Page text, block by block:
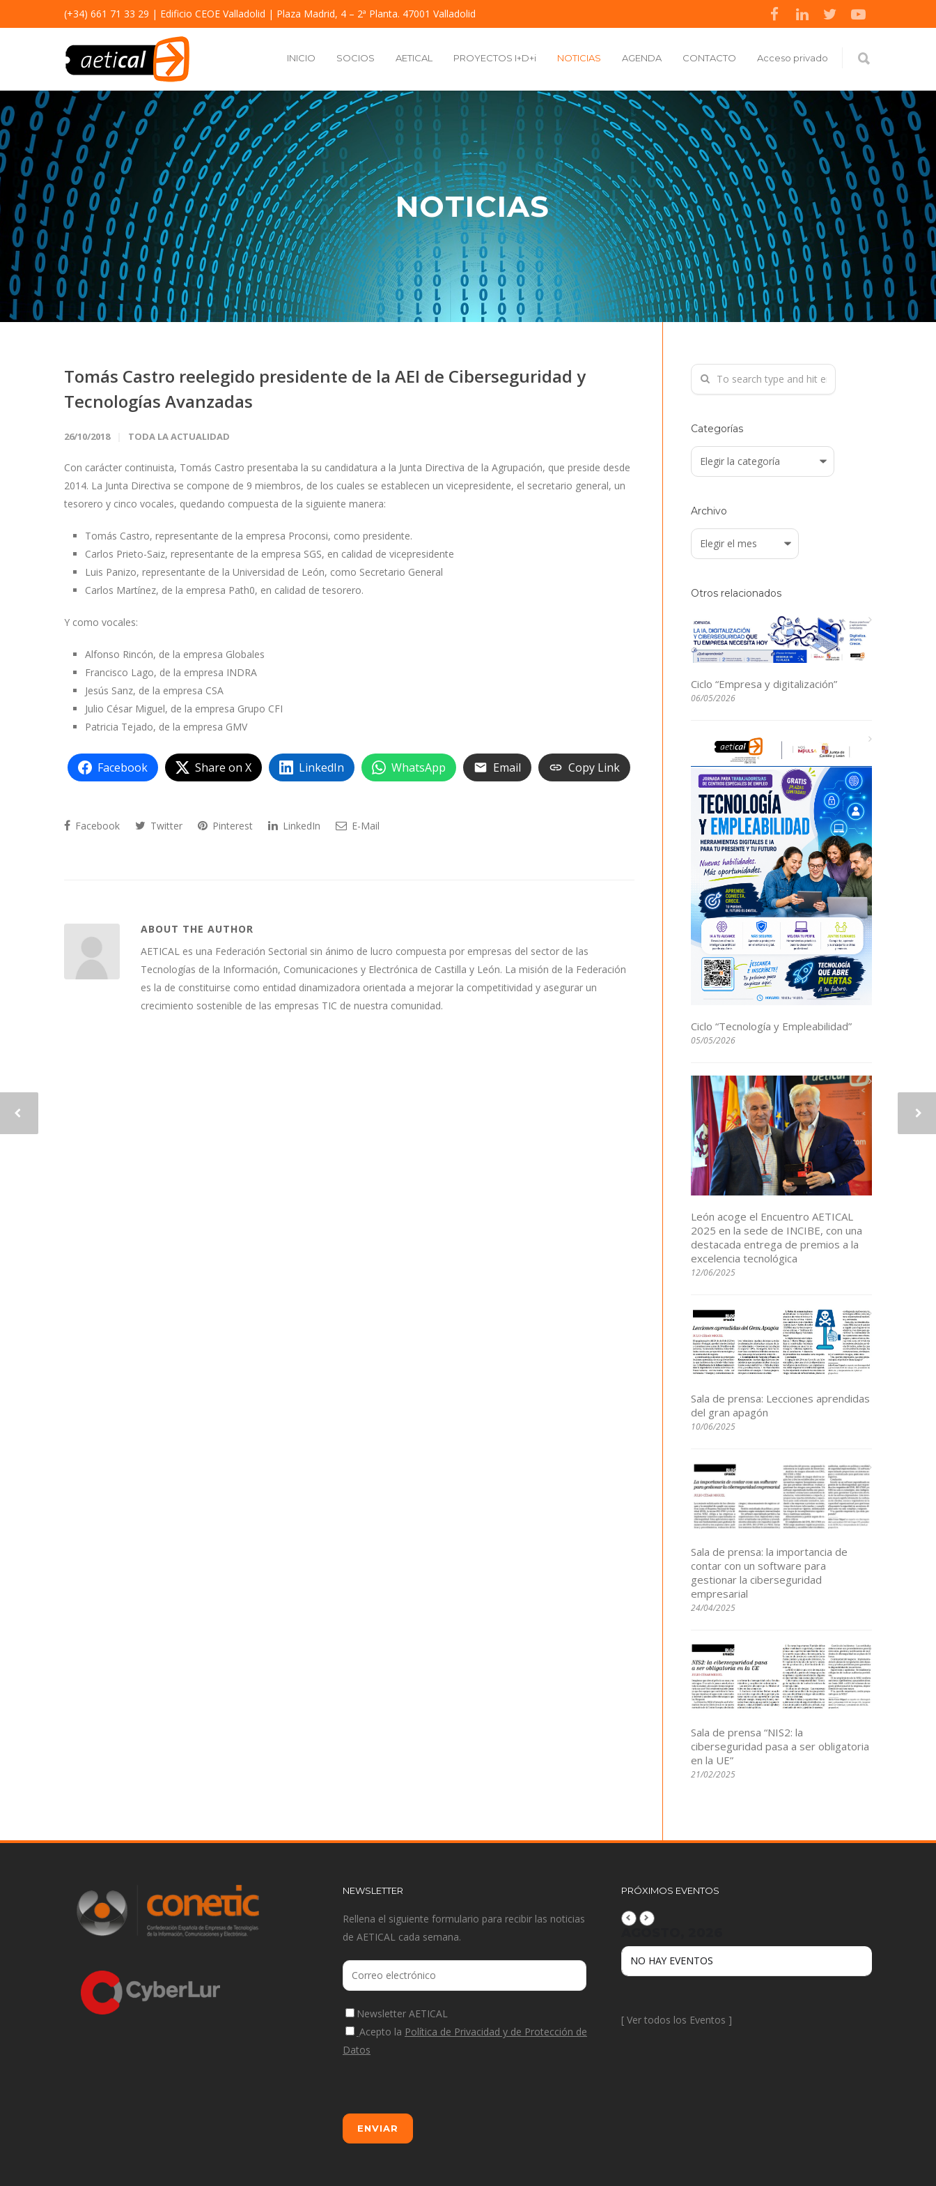
(+34) 661 71 33 29 | Edificio CEOE Valladolid | Plaza Madrid, 4 – 2ª Planta. 47001 Valladolid
INICIO SOCIOS AETICAL PROYECTOS I+D+i NOTICIAS AGENDA CONTACTO Acceso privado
NOTICIAS
Tomás Castro reelegido presidente de la AEI de Ciberseguridad y
Tecnologías Avanzadas
26/10/2018 TODA LA ACTUALIDAD
Con carácter continuista, Tomás Castro presentaba la su candidatura a la Junta Directiva de la Agrupación, que preside desde
2014. La Junta Directiva se compone de 9 miembros, de los cuales se establecen un vicepresidente, el secretario general, un
tesorero y cinco vocales, quedando compuesta de la siguiente manera:
Tomás Castro, representante de la empresa Proconsi, como presidente.
Carlos Prieto-Saiz, representante de la empresa SGS, en calidad de vicepresidente
Luis Panizo, representante de la Universidad de León, como Secretario General
Carlos Martínez, de la empresa Path0, en calidad de tesorero.
Y como vocales:
Alfonso Rincón, de la empresa Globales
Francisco Lago, de la empresa INDRA
Jesús Sanz, de la empresa CSA
Julio César Miguel, de la empresa Grupo CFI
Patricia Tejado, de la empresa GMV
Facebook Share on X LinkedIn WhatsApp Email Copy Link
Facebook Twitter Pinterest LinkedIn E-Mail
ABOUT THE AUTHOR
AETICAL es una Federación Sectorial sin ánimo de lucro compuesta por empresas del sector de las
Tecnologías de la Información, Comunicaciones y Electrónica de Castilla y León. La misión de la Federación
es la de constituirse como entidad dinamizadora orientada a mejorar la competitividad y asegurar un
crecimiento sostenible de las empresas TIC de nuestra comunidad.
Categorías
Categorías
Archivo
Archivo
Otros relacionados
Ciclo “Empresa y digitalización”
06/05/2026
Ciclo “Tecnología y Empleabilidad”
05/05/2026
León acoge el Encuentro AETICAL
2025 en la sede de INCIBE, con una
destacada entrega de premios a la
excelencia tecnológica
12/06/2025
Sala de prensa: Lecciones aprendidas
del gran apagón
10/06/2025
Sala de prensa: la importancia de
contar con un software para
gestionar la ciberseguridad
empresarial
24/04/2025
Sala de prensa “NIS2: la
ciberseguridad pasa a ser obligatoria
en la UE”
21/02/2025
NEWSLETTER
Rellena el siguiente formulario para recibir las noticias
de AETICAL cada semana.
Newsletter AETICAL
Acepto la Política de Privacidad y de Protección de
Datos
PRÓXIMOS EVENTOS
NO HAY EVENTOS
[ Ver todos los Eventos ]